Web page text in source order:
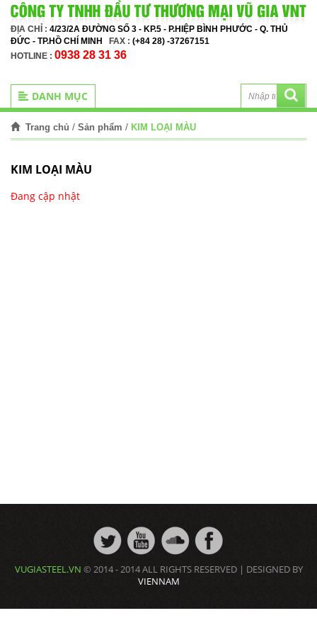
ĐỊA CHỈ : 4/23/2A ĐƯỜNG SỐ 3 - KP.5 - P.HIỆP BÌNH PHƯỚC - Q. THỦ
ĐỨC - TP.HỒ CHÍ MINH
FAX : (+84 28) -37267151
HOTLINE : 0938 28 31 36
DANH MỤC
Trang chủ / Sản phẩm / KIM LOẠI MÀU
KIM LOẠI MÀU
Đang cập nhật
VUGIASTEEL.VN © 2014 - 2014 ALL RIGHTS RESERVED | DESIGNED BY
VIENNAM